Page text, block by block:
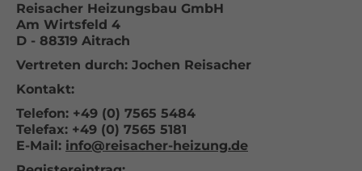
Reisacher Heizungsbau GmbH
Am Wirtsfeld 4
D - 88319 Aitrach
Vertreten durch: Jochen Reisacher
Kontakt:
Telefon: +49 (0) 7565 5484
Telefax: +49 (0) 7565 5181
E-Mail: info@reisacher-heizung.de